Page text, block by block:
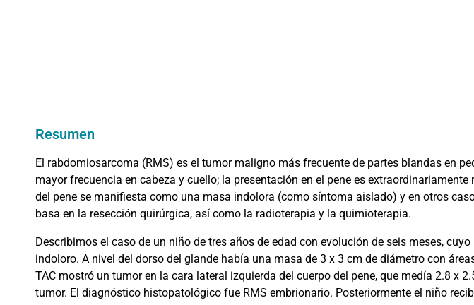
Resumen
El rabdomiosarcoma (RMS) es el tumor maligno más frecuente de partes blandas en
mayor frecuencia en cabeza y cuello; la presentación en el pene es
del pene se manifiesta como una masa indolora (como síntoma aislado) y en otros
basa en la resección quirúrgica, así como la radioterapia y la quimioterapia.
Describimos el caso de un niño de tres años de edad con evolución de seis meses,
indoloro. A nivel del dorso del glande había una masa de 3 x 3 cm de diámetro con
TAC mostró un tumor en la cara lateral izquierda del cuerpo del pene, que medía 2.8 x
tumor. El diagnóstico histopatológico fue RMS embrionario. Posteriormente el niño